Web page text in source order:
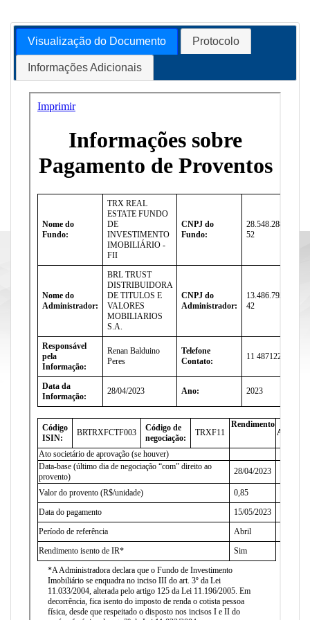
Visualização do Documento Protocolo
Informações Adicionais